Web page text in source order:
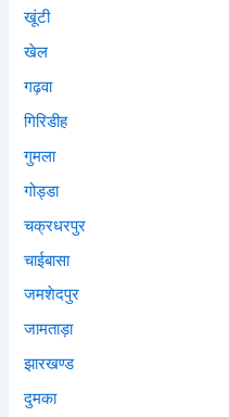
खूंटी
खेल
गढ़वा
गिरिडीह
गुमला
गोड्डा
चक्रधरपुर
चाईबासा
जमशेदपुर
जामताड़ा
झारखण्ड
दुमका